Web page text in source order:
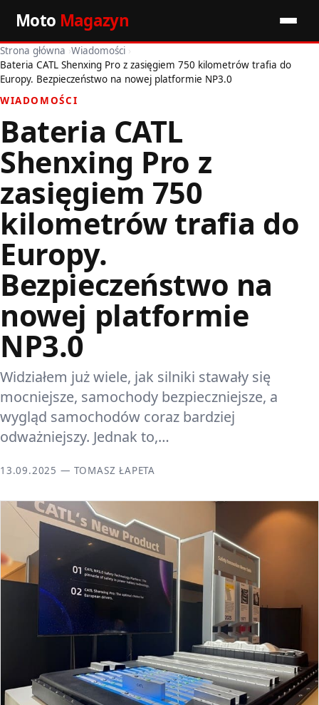
Moto Magazyn
Start
Wiadomości
Premiery
Porady motoryzacyjne
Pozostałe artykuły
Strona główna ›Wiadomości ›
Bateria CATL Shenxing Pro z zasięgiem 750 kilometrów trafia do
Europy. Bezpieczeństwo na nowej platformie NP3.0
WIADOMOŚCI
Bateria CATL
Shenxing Pro z
zasięgiem 750
kilometrów trafia do
Europy.
Bezpieczeństwo na
nowej platformie
NP3.0
Widziałem już wiele, jak silniki stawały się
mocniejsze, samochody bezpieczniejsze, a
wygląd samochodów coraz bardziej
odważniejszy. Jednak to,…
13.09.2025 — TOMASZ ŁAPETA